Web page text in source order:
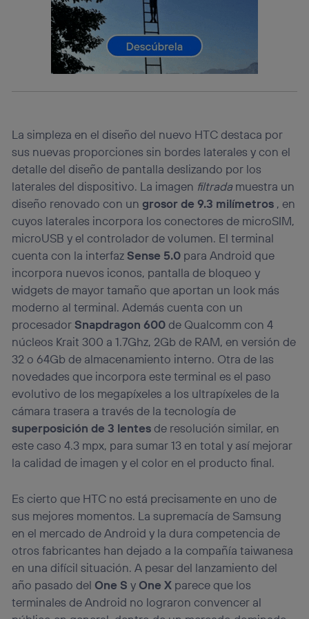
La simpleza en el diseño del nuevo HTC destaca por
sus nuevas proporciones sin bordes laterales y con el
detalle del diseño de pantalla deslizando por los
laterales del dispositivo. La imagen filtradamuestra un
diseño renovado con ungrosor de 9.3 milímetros , en
cuyos laterales incorpora los conectores de microSIM,
microUSB y el controlador de volumen. El terminal
cuenta con la interfazSense 5.0 para Android que
incorpora nuevos iconos, pantalla de bloqueo y
widgets de mayor tamaño que aportan un look más
moderno al terminal. Además cuenta con un
procesadorSnapdragon 600de Qualcomm con 4
núcleos Krait 300 a 1.7Ghz, 2Gb de RAM, en versión de
32 o 64Gb de almacenamiento interno. Otra de las
novedades que incorpora este terminal es el paso
evolutivo de los megapíxeles a los ultrapíxeles de la
cámara trasera a través de la tecnología de
superposición de 3 lentesde resolución similar, en
este caso 4.3 mpx, para sumar 13 en total y así mejorar
la calidad de imagen y el color en el producto final.
Es cierto que HTC no está precisamente en uno de
sus mejores momentos. La supremacía de Samsung
en el mercado de Android y la dura competencia de
otros fabricantes han dejado a la compañía taiwanesa
en una difícil situación. A pesar del lanzamiento del
año pasado del One S y One X parece que los
terminales de Android no lograron convencer al
identificador. Típicamente:
Si utilizas unaconexión de banda ancha
el marketing o análisis se realizará en función de las
actividades de navegación de los miembros del hogar
que hayan dado su consentimiento.
Si utilizasdatos móviles, el marketing será más
Puedes gestionar los consentimientos Utiq seleccionando
“Administrar Utiq” en la parte inferior de esta página web o
visitando el
portal de privacidad de Utiq
(“consenthub”). Para más información, consulta
la política de privacidad de Utiq.